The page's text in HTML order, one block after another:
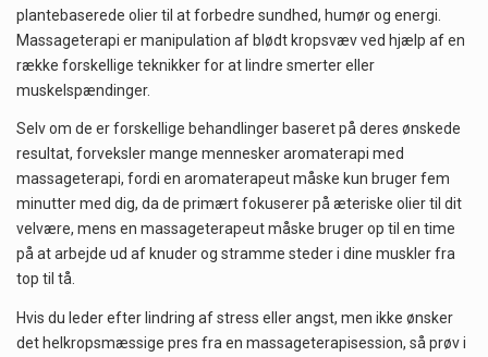
plantebaserede olier til at forbedre sundhed, humør og energi.
Massageterapi er manipulation af blødt kropsvæv ved hjælp af en
række forskellige teknikker for at lindre smerter eller
muskelspændinger.
Selv om de er forskellige behandlinger baseret på deres ønskede
resultat, forveksler mange mennesker aromaterapi med
massageterapi, fordi en aromaterapeut måske kun bruger fem
minutter med dig, da de primært fokuserer på æteriske olier til dit
velvære, mens en massageterapeut måske bruger op til en time
på at arbejde ud af knuder og stramme steder i dine muskler fra
top til tå.
Hvis du leder efter lindring af stress eller angst, men ikke ønsker
det helkropsmæssige pres fra en massageterapisession, så prøv i